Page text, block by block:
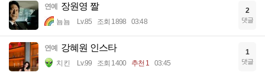
연예 장원영 짤
뇸뇸 Lv.85 조회 1898 03:48
2
댓글
연예 강혜원 인스타
치킨 Lv.99 조회 1400 추천 1 03:45
1
댓글